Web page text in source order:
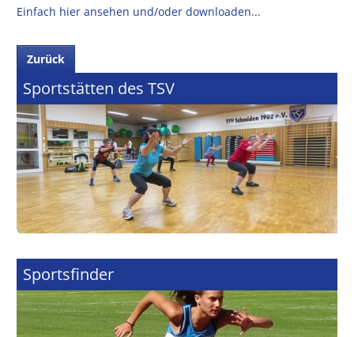
Einfach hier ansehen und/oder downloaden...
Zurück
Sportstätten des TSV
Sportsfinder